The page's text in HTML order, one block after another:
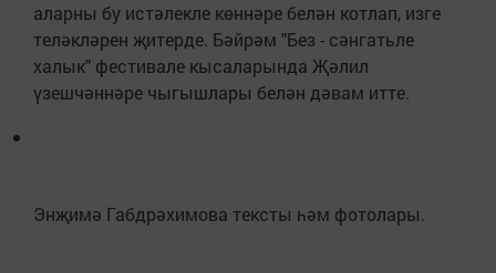
аларны бу истәлекле көннәре белән котлап, изге
теләкләрен җитерде. Бәйрәм "Без - сәнгатьле
халык" фестивале кысаларында Җәлил
үзешчәннәре чыгышлары белән дәвам итте.
Энҗимә Габдрәхимова тексты һәм фотолары.